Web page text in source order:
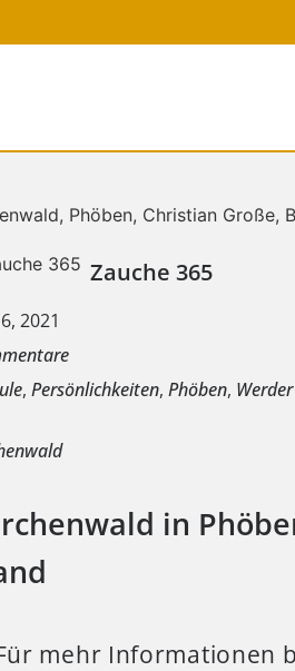
Zauche 365
2021
,Persönlichkeiten,Phöben, Werder
in
mehr Informationen